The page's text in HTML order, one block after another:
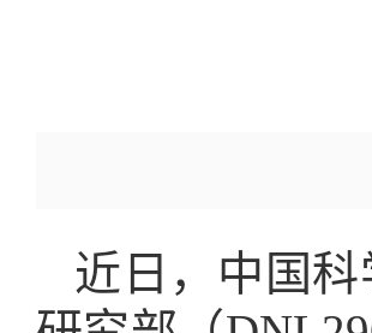
近日，中国